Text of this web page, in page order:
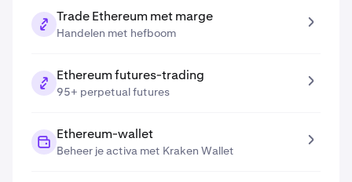
Trade Ethereum met marge
Handelen met hefboom
Ethereum futures-trading
95+ perpetual futures
Ethereum-wallet
Beheer je activa met Kraken Wallet